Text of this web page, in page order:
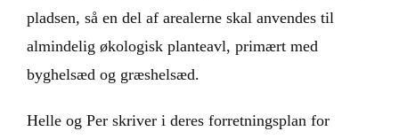
pladsen, så en del af arealerne skal anvendes til
almindelig økologisk planteavl, primært med
byghelsæd og græshelsæd.
Helle og Per skriver i deres forretningsplan for